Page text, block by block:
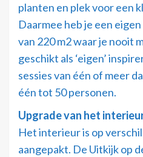
planten en plek voor een
Daarmee heb je een
van 220 m2 waar je nooit
geschikt als ‘eigen’
sessies van één of meer
één tot 50 personen.
Upgrade van het
Het interieur is op
aangepakt. De Uitkijk op